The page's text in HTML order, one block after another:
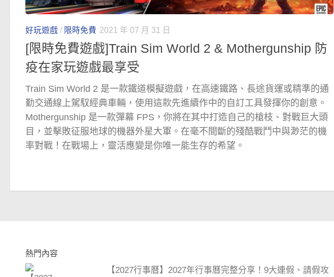
好玩遊戲 / 限時免費 2021 年 07 月 31 日
[限時免費遊戲]Train Sim World 2 & Mothergunship 防
疫在家玩遊戲最享受
Train Sim World 2 是一款鐵道模擬遊戲，在高速鐵路、長途貨運或精準的通
勤交通線上駕馭經典車輛，使用這款先進續作中的自訂工具發揮你的創意。
Mothergunship 是一款彈幕 FPS，你將在其中打造自己的槍枝、對戰巨大頭
目，並擊敗征服地球的機器外星大軍。在毫不間斷的殘酷戰鬥中與渺茫的機
率對戰！在戰場上，靈活應變是你唯一能生存的希望。
熱門內容
【2027行事曆】2027年行事曆完整分享！9大連假、請假攻